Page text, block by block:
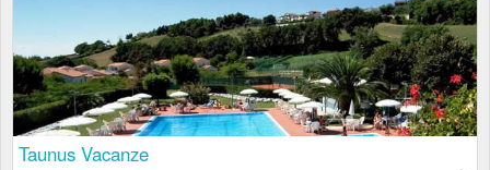
Taunus Vacanze